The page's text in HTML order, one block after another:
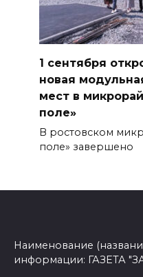
1 сентября
новая
мест в
поле»
В ростовском
поле» завершено
Наименование
информации: ГАЗЕТА